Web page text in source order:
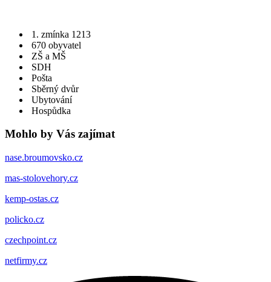
1. zmínka 1213
670 obyvatel
ZŠ a MŠ
SDH
Pošta
Sběrný dvůr
Ubytování
Hospůdka
Mohlo by Vás zajímat
nase.broumovsko.cz
mas-stolovehory.cz
kemp-ostas.cz
policko.cz
czechpoint.cz
netfirmy.cz